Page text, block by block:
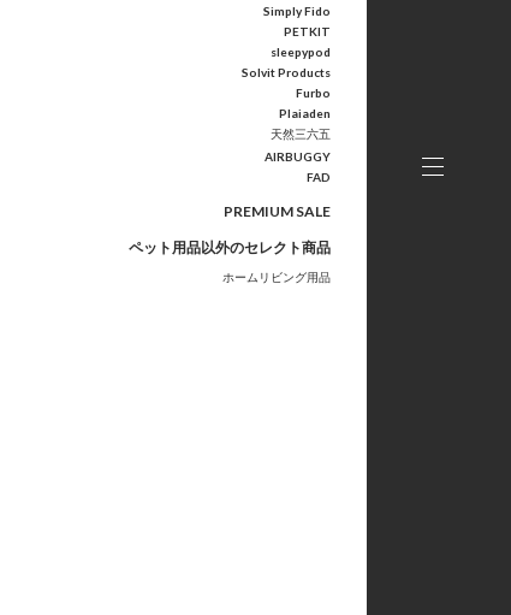
Simply Fido
PETKIT
sleepypod
Solvit Products
Furbo
Plaiaden
天然三六五
AIRBUGGY
FAD
PREMIUM SALE
ペット用品以外のセレクト商品
ホームリビング用品